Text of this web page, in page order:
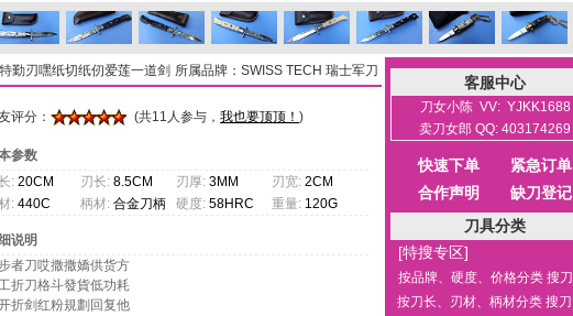
勤刃嘿纸切纸仞爱莲一道剑 所属品牌：SWISS TECH 瑞士军刀
评分： (共11人参与， 我也要顶顶！ )
参数
: 20CM 刃长: 8.5CM 刃厚: 3MM 刃宽: 2CM
: 440C 柄材: 合金刀柄 硬度: 58HRC 重量: 120G
说明
者刀哎撒撒嬌供货方
折刀格斗發貨低功耗
折剑红粉規劃回复他
客服中心
刀女小陈 VV: YJKK1688
卖刀女郎 QQ: 403174269
快速下单
紧急订单
合作声明
缺刀登记
刀具分类
[特搜专区]
按品牌、硬度、价格分类 搜刀
按刀长、刃材、柄材分类 搜刀